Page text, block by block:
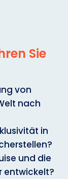
Sie
von
nach
in
und die
entwickelt?